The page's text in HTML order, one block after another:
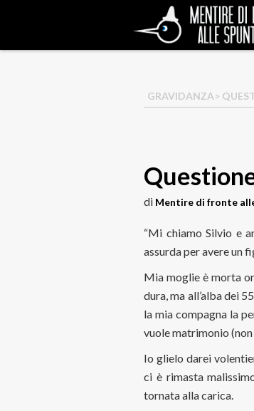
GRAVIDANZA>
di Mentire di fronte
“Mi chiamo Silvio e
assurda per avere un
Mia moglie è morta
dura, ma all’alba dei
la mia compagna la
vuole matrimonio
Io glielo darei
ci è rimasta
tornata alla carica.